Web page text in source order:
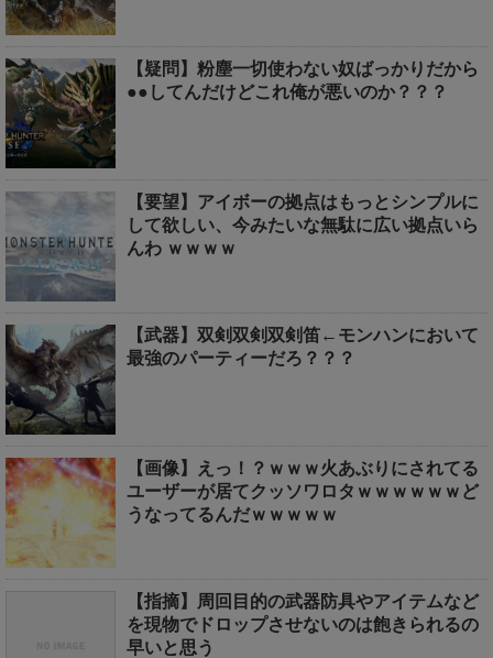
【疑問】粉塵一切使わない奴ばっかりだから
●●してんだけどこれ俺が悪いのか？？？
【要望】アイボーの拠点はもっとシンプルに
して欲しい、今みたいな無駄に広い拠点いら
んわ ｗｗｗｗ
【武器】双剣双剣双剣笛←モンハンにおいて
最強のパーティーだろ？？？
【画像】えっ！？ｗｗｗ火あぶりにされてる
ユーザーが居てクッソワロタｗｗｗｗｗｗど
うなってるんだｗｗｗｗｗ
【指摘】周回目的の武器防具やアイテムなど
を現物でドロップさせないのは飽きられるの
早いと思う